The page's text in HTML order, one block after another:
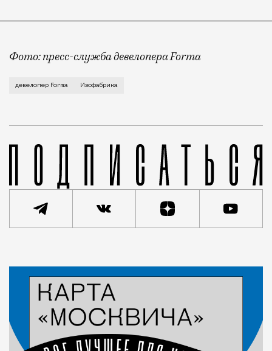
Фото: пресс-служба девелопера Forma
Корпус скульптуры и лепки Изофабрики на
девелопер Forma Изофабрика
Город